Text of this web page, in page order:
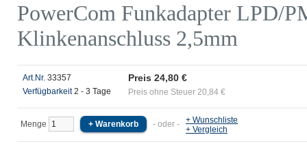
PowerCom Funkadapter LPD/
Klinkenanschluss 2,5mm
Art.Nr. 33357
Verfügbarkeit2 - 3 Tage
Preis 24,80 €
Preis ohne Steuer 20,84 €
Menge - oder -
+ Wunschliste
+ Vergleich